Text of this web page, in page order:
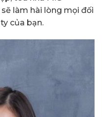
làm hài lòng mọi đối
của bạn.